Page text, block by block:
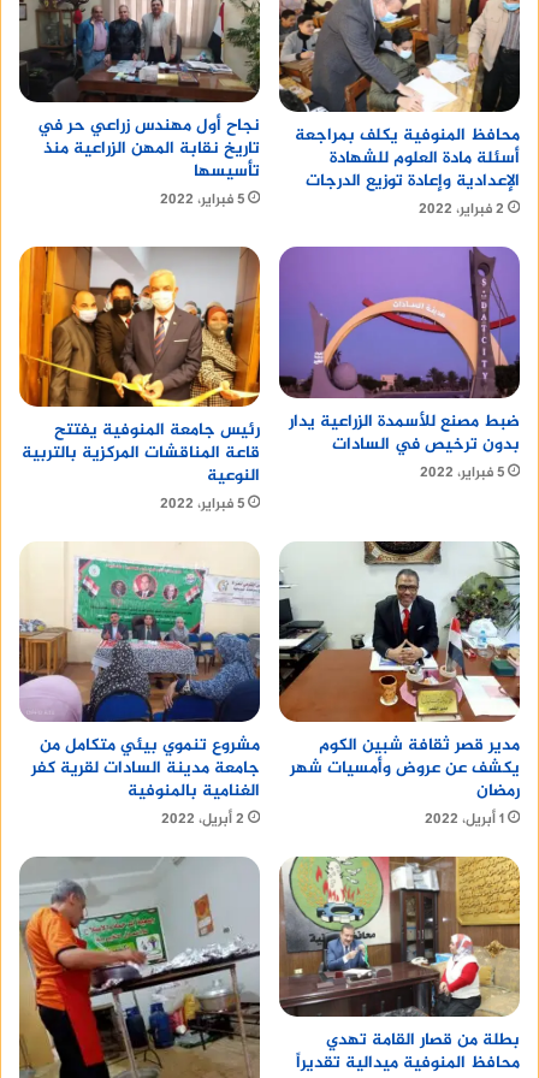
يوضح الاولأن الدولة المصرية تسعى إلى تحقيق
الاستقرار في قطاع الطاقة، ومواجهة التحديات التي
تواجهه. وتعد ترشيد استهلاك الكهرباء أحد أهم
الوسائل لتحقيق هذا الهدف.
أقرأ أيضا :Branding Agency Saudi Arabia
محافظ المنوفية يكلف بمراجعة
أسئلة مادة العلوم للشهادة
الإعدادية وإعادة توزيع الدرجات
2 فبراير، 2022
نجاح أول مهندس زراعي حر في
تاريخ نقابة المهن الزراعية منذ
تأسيسها
5 فبراير، 2022
ضبط مصنع للأسمدة الزراعية يدار
بدون ترخيص في السادات
5 فبراير، 2022
رئيس جامعة المنوفية يفتتح
قاعة المناقشات المركزية بالتربية
النوعية
5 فبراير، 2022
مدير قصر ثقافة شبين الكوم
يكشف عن عروض وأمسيات شهر
رمضان
1 أبريل، 2022
مشروع تنموي بيئي متكامل من
جامعة مدينة السادات لقرية كفر
الغنامية بالمنوفية
2 أبريل، 2022
بطلة من قصار القامة تهدي
محافظ المنوفية ميدالية تقديراً